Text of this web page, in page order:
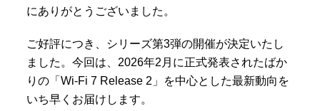
にありがとうございました。
ご好評につき、シリーズ第3弾の開催が決定いたし
ました。今回は、2026年2月に正式発表されたばか
りの「Wi-Fi 7 Release 2」を中心とした最新動向を
いち早くお届けします。